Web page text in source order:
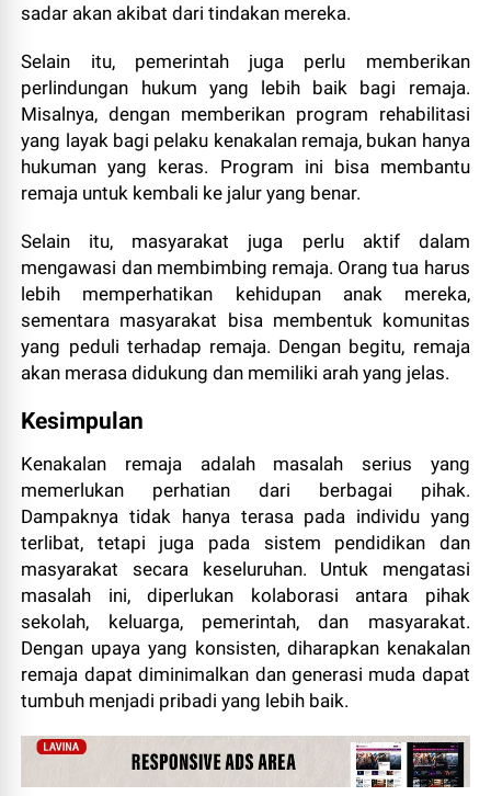
sadar akan akibat dari tindakan mereka.
Selain itu, pemerintah juga perlu memberikan
perlindungan hukum yang lebih baik bagi remaja.
Misalnya, dengan memberikan program rehabilitasi
yang layak bagi pelaku kenakalan remaja, bukan hanya
hukuman yang keras. Program ini bisa membantu
remaja untuk kembali ke jalur yang benar.
Selain itu, masyarakat juga perlu aktif dalam
mengawasi dan membimbing remaja. Orang tua harus
lebih memperhatikan kehidupan anak mereka,
sementara masyarakat bisa membentuk komunitas
yang peduli terhadap remaja. Dengan begitu, remaja
akan merasa didukung dan memiliki arah yang jelas.
Kesimpulan
Kenakalan remaja adalah masalah serius yang
memerlukan perhatian dari berbagai pihak.
Dampaknya tidak hanya terasa pada individu yang
terlibat, tetapi juga pada sistem pendidikan dan
masyarakat secara keseluruhan. Untuk mengatasi
masalah ini, diperlukan kolaborasi antara pihak
sekolah, keluarga, pemerintah, dan masyarakat.
Dengan upaya yang konsisten, diharapkan kenakalan
remaja dapat diminimalkan dan generasi muda dapat
tumbuh menjadi pribadi yang lebih baik.